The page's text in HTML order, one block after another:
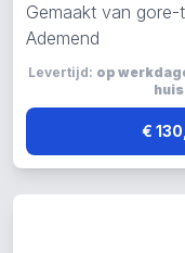
Gemaakt van
Ademend
Levertijd: op
huis
€